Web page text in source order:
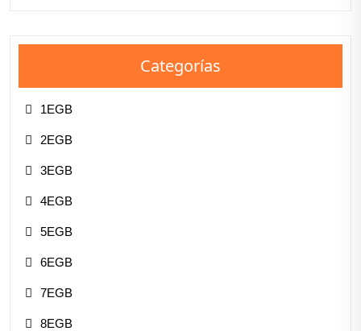
Categorías
1EGB
2EGB
3EGB
4EGB
5EGB
6EGB
7EGB
8EGB